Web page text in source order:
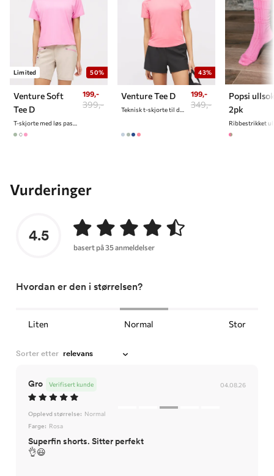
Limited 50%
Venture Soft
Tee D
T-skjorte med løs passform til dame
199,-
399,-
43%
Venture Tee D
Teknisk t-skjorte til dame
199,-
349,-
Popsi
2pk
Vurderinger
4.5
basert på 35 anmeldelser
Hvordan er den i størrelsen?
Liten Normal Stor
Sorter etter
Gro 04.08.26
Verifisert kunde
Opplevd størrelse: Normal
Farge: Rosa
Superfin shorts. Sitter perfekt
👌😃